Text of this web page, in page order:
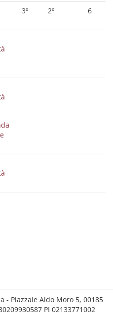
3º 2º 6
- Piazzale Aldo Moro 5, 00185
PI 02133771002